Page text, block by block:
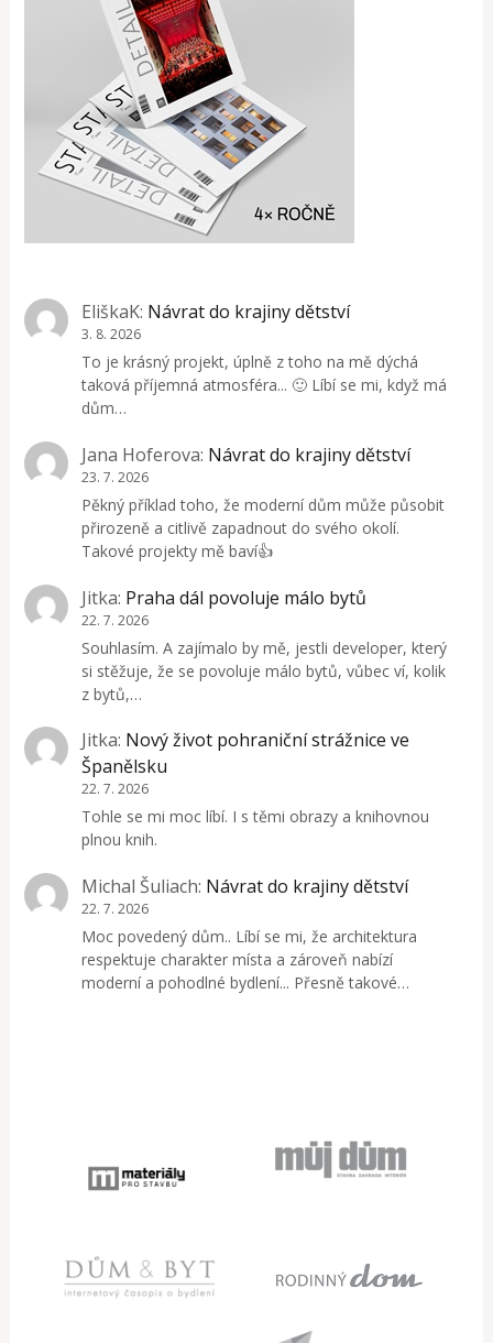
EliškaK: Návrat do krajiny dětství
3. 8. 2026
To je krásný projekt, úplně z toho na mě dýchá
taková příjemná atmosféra... 🙂 Líbí se mi, když má
dům…
Jana Hoferova: Návrat do krajiny dětství
23. 7. 2026
Pěkný příklad toho, že moderní dům může působit
přirozeně a citlivě zapadnout do svého okolí.
Takové projekty mě baví👍
Jitka: Praha dál povoluje málo bytů
22. 7. 2026
Souhlasím. A zajímalo by mě, jestli developer, který
si stěžuje, že se povoluje málo bytů, vůbec ví, kolik
z bytů,…
Jitka: Nový život pohraniční strážnice ve
Španělsku
22. 7. 2026
Tohle se mi moc líbí. I s těmi obrazy a knihovnou
plnou knih.
Michal Šuliach: Návrat do krajiny dětství
22. 7. 2026
Moc povedený dům.. Líbí se mi, že architektura
respektuje charakter místa a zároveň nabízí
moderní a pohodlné bydlení... Přesně takové…